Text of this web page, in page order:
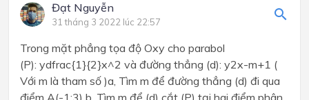
Đạt Nguyễn
31 tháng 3 2022 lúc 22:57
Trong mặt phẳng tọa độ Oxy cho parabol
(P): ydfrac{1}{2}x^2 và đường thẳng (d): y2x-m+1 (
Với m là tham số )a, Tìm m để đường thẳng (d) đi qua